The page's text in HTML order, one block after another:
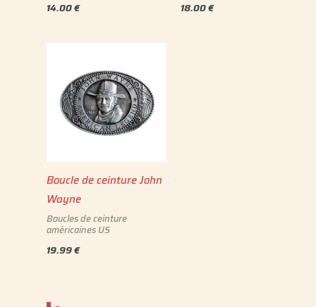
14.00€ 18.00€
Boucle de ceinture John
Wayne
Boucles de ceinture
américaines US
19.99€